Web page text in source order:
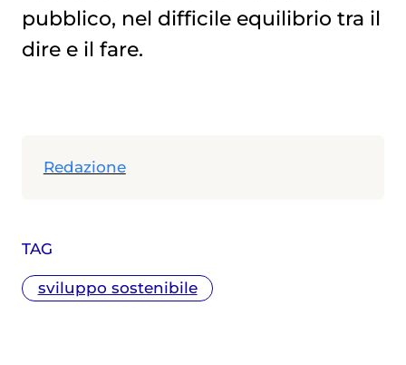
TAG
sviluppo sostenibile
pubblico, nel difficile equilibrio tra il
dire e il fare.
Redazione